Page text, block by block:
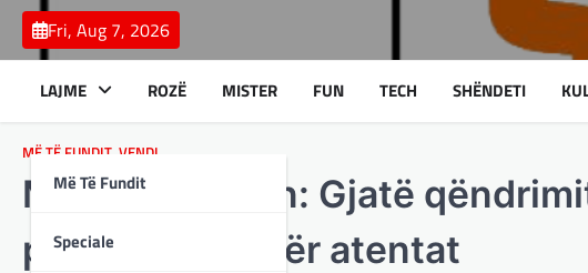
Skip
content
Fri, Aug 7, 2026
LAJME
Më Të Fundit
Speciale
ROZË MISTER FUN TECH SHËNDETI
MË TË FUNDIT VENDI
MPB demanton: Gjatë
pasur tentim për atentat